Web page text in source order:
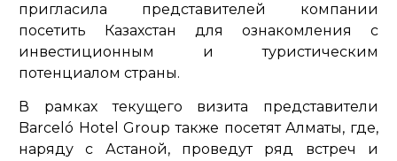
пригласила представителей компании
посетить Казахстан для ознакомления с
инвестиционным и туристическим
потенциалом страны.
В рамках текущего визита представители
Barceló Hotel Group также посетят Алматы, где,
наряду с Астаной, проведут ряд встреч и